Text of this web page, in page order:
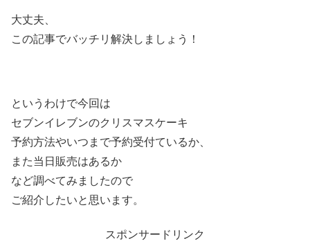
大丈夫、
この記事でバッチリ解決しましょう！
というわけで今回は
セブンイレブンのクリスマスケーキ
予約方法やいつまで予約受付ているか、
また当日販売はあるか
など調べてみましたので
ご紹介したいと思います。
スポンサードリンク